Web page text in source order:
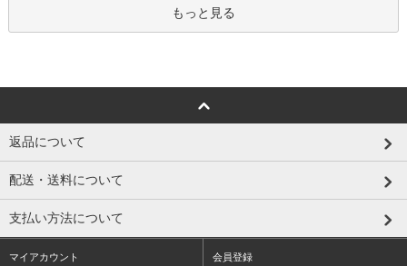
もっと見る
返品について
配送・送料について
支払い方法について
マイアカウント 会員登録